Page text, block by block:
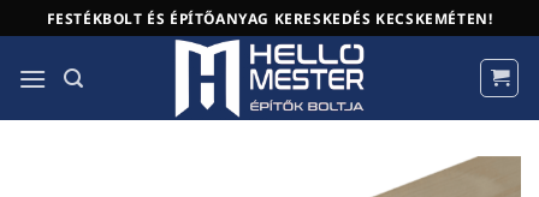
to
content
FESTÉKBOLT ÉS ÉPÍTŐANYAG KERESKEDÉS KECSKEMÉTEN!